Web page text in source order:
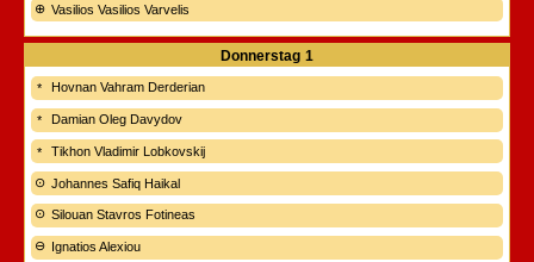
Vasilios Vasilios Varvelis
Donnerstag 1
Hovnan Vahram Derderian
Damian Oleg Davydov
Tikhon Vladimir Lobkovskij
Johannes Safiq Haikal
Silouan Stavros Fotineas
Ignatios Alexiou